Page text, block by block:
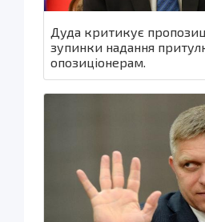
Дуда критикує
зупинки надання
опозиціонерам.